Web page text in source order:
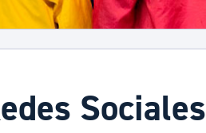
Sociales